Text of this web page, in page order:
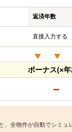
返済年数
直接入力する
ボーナス(×
－
、全物件が自動でシミュ